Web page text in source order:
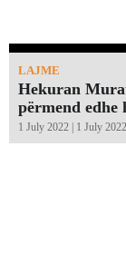
LAJME
Hekuran
përmend edhe
1 July 2022 | 1 July 2022